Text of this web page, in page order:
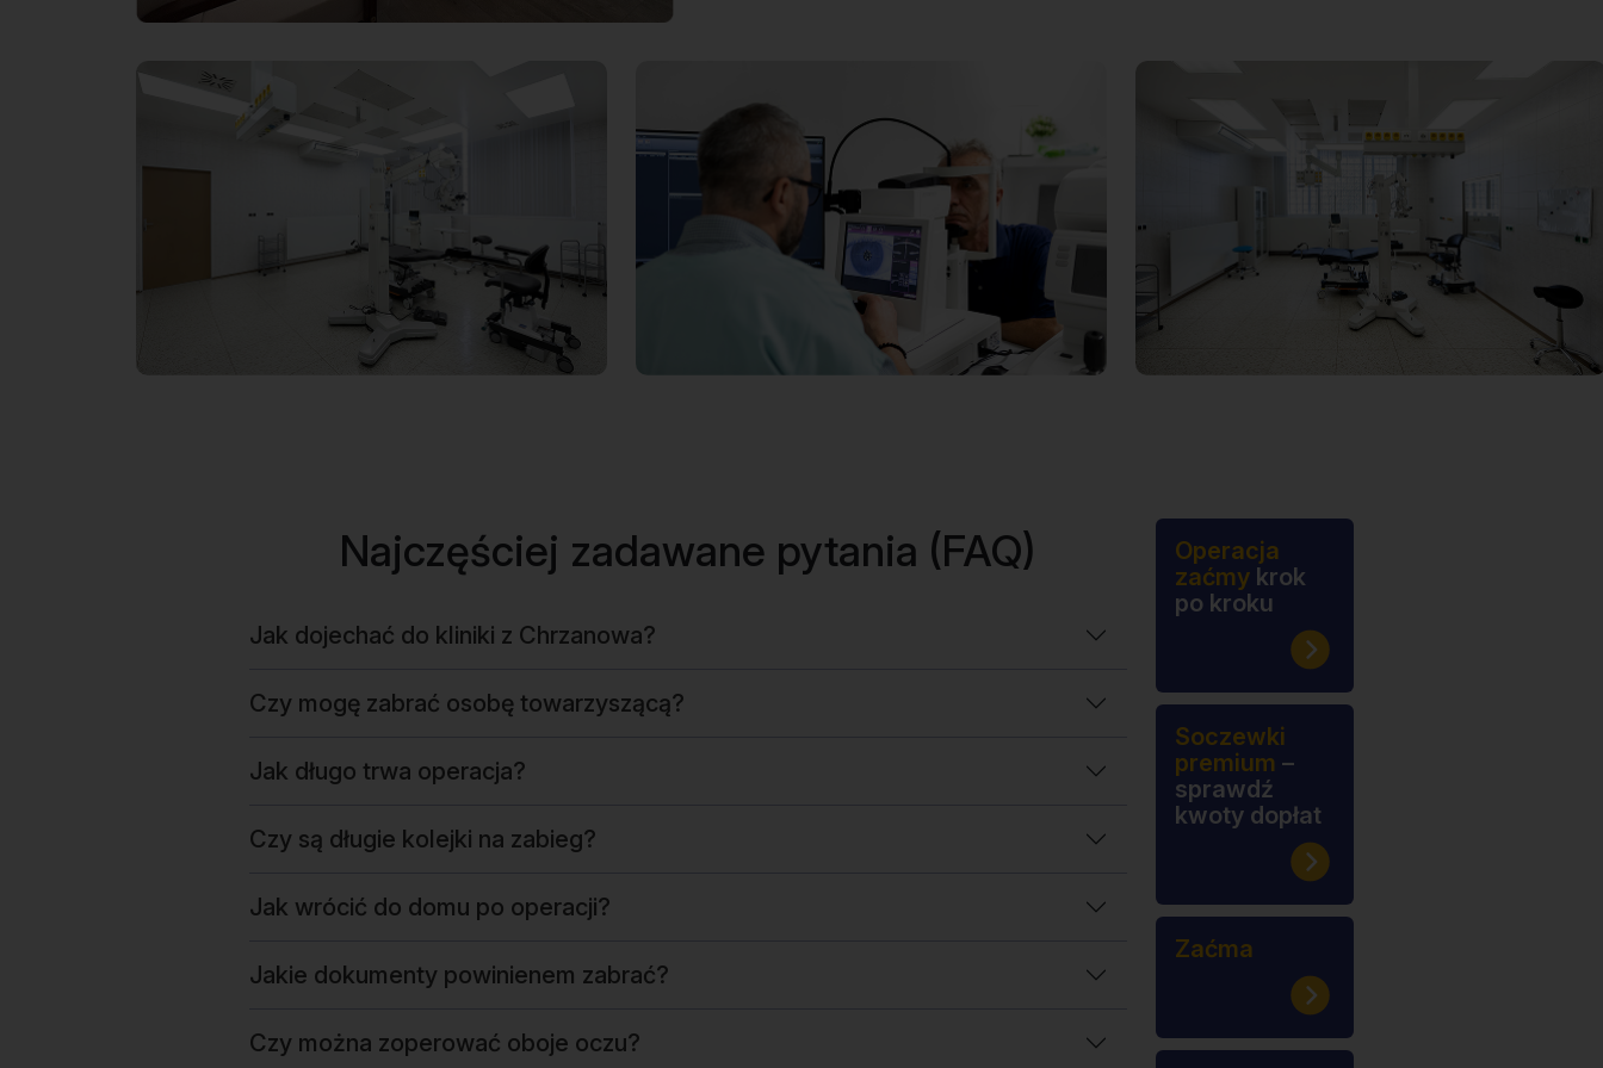
Najczęściej zadawane pytania (FAQ)
Jak dojechać do kliniki z Chrzanowa?
Czy mogę zabrać osobę towarzyszącą?
Jak długo trwa operacja?
Czy są długie kolejki na zabieg?
Jak wrócić do domu po operacji?
Jakie dokumenty powinienem zabrać?
Czy można zoperować oboje oczu?
Operacja
zaćmykrok
po kroku
Soczewki
premium –
sprawdź
kwoty dopłat
Zaćma